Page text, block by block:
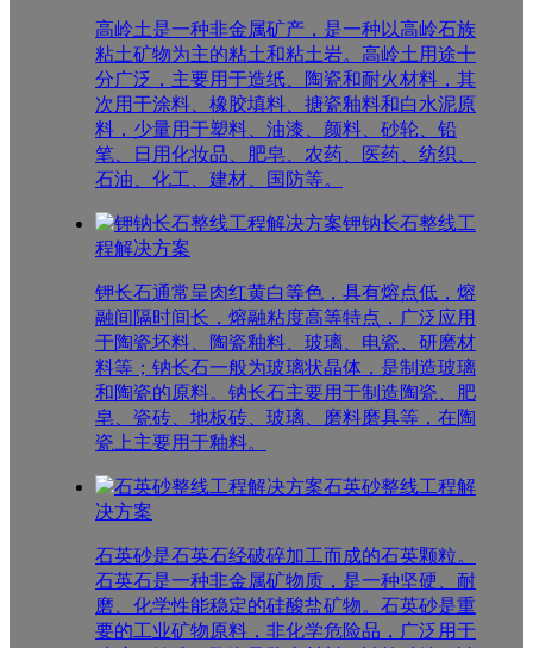
高岭土是一种非金属矿产，是一种以高岭石族
粘土矿物为主的粘土和粘土岩。高岭土用途十
分广泛，主要用于造纸、陶瓷和耐火材料，其
次用于涂料、橡胶填料、搪瓷釉料和白水泥原
料，少量用于塑料、油漆、颜料、砂轮、铅
笔、日用化妆品、肥皂、农药、医药、纺织、
石油、化工、建材、国防等。
钾钠长石整线工
程解决方案
钾长石通常呈肉红黄白等色，具有熔点低，熔
融间隔时间长，熔融粘度高等特点，广泛应用
于陶瓷坯料、陶瓷釉料、玻璃、电瓷、研磨材
料等；钠长石一般为玻璃状晶体，是制造玻璃
和陶瓷的原料。钠长石主要用于制造陶瓷、肥
皂、瓷砖、地板砖、玻璃、磨料磨具等，在陶
瓷上主要用于釉料。
石英砂整线工程解
决方案
石英砂是石英石经破碎加工而成的石英颗粒。
石英石是一种非金属矿物质，是一种坚硬、耐
磨、化学性能稳定的硅酸盐矿物。石英砂是重
要的工业矿物原料，非化学危险品，广泛用于